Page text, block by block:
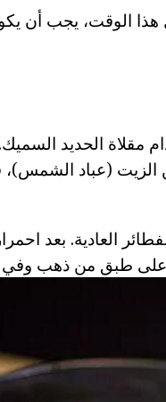
الوقت، يجب أن
مقلاة الحديد
(عباد الشمس)،
العادية. بعد
طبق من ذهب وفي